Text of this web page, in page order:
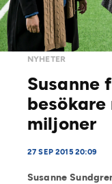
NYHETER
Susanne
miljoner
27 SEP 2015 20:09
Susanne